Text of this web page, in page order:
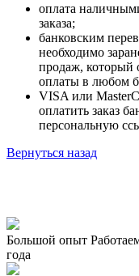
оплата
заказа;
банковским
необходимо
продаж, который
оплаты в любом
VISA или
оплатить заказ
персональную
Вернуться назад
Большой опыт
года